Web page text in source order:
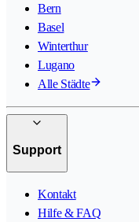
Bern
Basel
Winterthur
Lugano
Alle Städte
Support
Kontakt
Hilfe & FAQ